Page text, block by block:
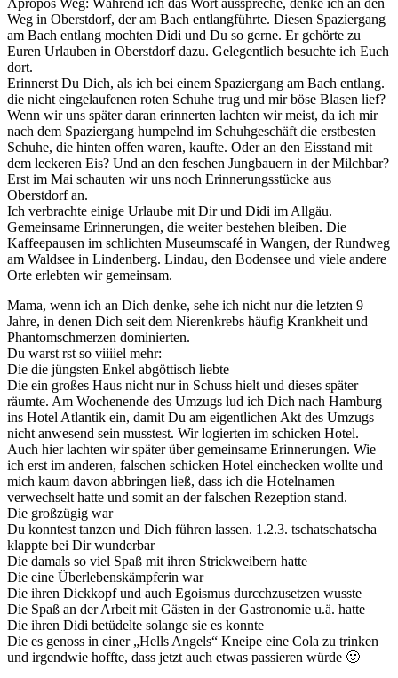
Weg in Oberstdorf, der am Bach entlangführte. Diesen Spaziergang
am Bach entlang mochten Didi und Du so gerne. Er gehörte zu
Euren Urlauben in Oberstdorf dazu. Gelegentlich besuchte ich Euch
dort.
Erinnerst Du Dich, als ich bei einem Spaziergang am Bach entlang.
die nicht eingelaufenen roten Schuhe trug und mir böse Blasen lief?
Wenn wir uns später daran erinnerten lachten wir meist, da ich mir
nach dem Spaziergang humpelnd im Schuhgeschäft die erstbesten
Schuhe, die hinten offen waren, kaufte. Oder an den Eisstand mit
dem leckeren Eis? Und an den feschen Jungbauern in der Milchbar?
Erst im Mai schauten wir uns noch Erinnerungsstücke aus
Oberstdorf an.
Ich verbrachte einige Urlaube mit Dir und Didi im Allgäu.
Gemeinsame Erinnerungen, die weiter bestehen bleiben. Die
Kaffeepausen im schlichten Museumscafé in Wangen, der Rundweg
am Waldsee in Lindenberg. Lindau, den Bodensee und viele andere
Orte erlebten wir gemeinsam.
Mama, wenn ich an Dich denke, sehe ich nicht nur die letzten 9
Jahre, in denen Dich seit dem Nierenkrebs häufig Krankheit und
Phantomschmerzen dominierten.
Du warst rst so viiiiel mehr:
Die die jüngsten Enkel abgöttisch liebte
Die ein großes Haus nicht nur in Schuss hielt und dieses später
räumte. Am Wochenende des Umzugs lud ich Dich nach Hamburg
ins Hotel Atlantik ein, damit Du am eigentlichen Akt des Umzugs
nicht anwesend sein musstest. Wir logierten im schicken Hotel.
Auch hier lachten wir später über gemeinsame Erinnerungen. Wie
ich erst im anderen, falschen schicken Hotel einchecken wollte und
mich kaum davon abbringen ließ, dass ich die Hotelnamen
verwechselt hatte und somit an der falschen Rezeption stand.
Die großzügig war
Du konntest tanzen und Dich führen lassen. 1.2.3. tschatschatscha
klappte bei Dir wunderbar
Die damals so viel Spaß mit ihren Strickweibern hatte
Die eine Überlebenskämpferin war
Die ihren Dickkopf und auch Egoismus durcchzusetzen wusste
Die Spaß an der Arbeit mit Gästen in der Gastronomie u.ä. hatte
Die ihren Didi betüdelte solange sie es konnte
Die es genoss in einer „Hells Angels“ Kneipe eine Cola zu trinken
und irgendwie hoffte, dass jetzt auch etwas passieren würde 🙂